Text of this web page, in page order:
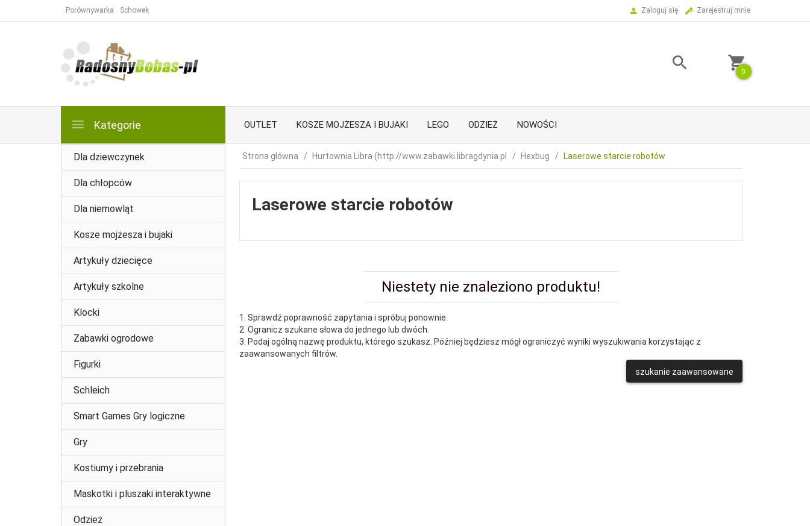
Porównywarka Schowek Zaloguj się Zarejestruj mnie
0
Kategorie OUTLET KOSZE MOJŻESZA I BUJAKI LEGO ODZIEŻ NOWOŚCI
Dla dziewczynek
Dla chłopców
Dla niemowląt
Kosze mojżesza i bujaki
Artykuły dziecięce
Artykuły szkolne
Klocki
Zabawki ogrodowe
Figurki
Schleich
Smart Games Gry logiczne
Gry
Kostiumy i przebrania
Maskotki i pluszaki interaktywne
Odzież
Strona główna Hurtownia Libra (http://www.zabawki.libragdynia.pl Hexbug Laserowe starcie robotów
Laserowe starcie robotów
Niestety nie znaleziono produktu!
1. Sprawdź poprawność zapytania i spróbuj ponownie.
2. Ogranicz szukane słowa do jednego lub dwóch.
3. Podaj ogólną nazwę produktu, którego szukasz. Później będziesz mógł ograniczyć wyniki wyszukiwania korzystając z
zaawansowanych filtrów.
szukanie zaawansowane